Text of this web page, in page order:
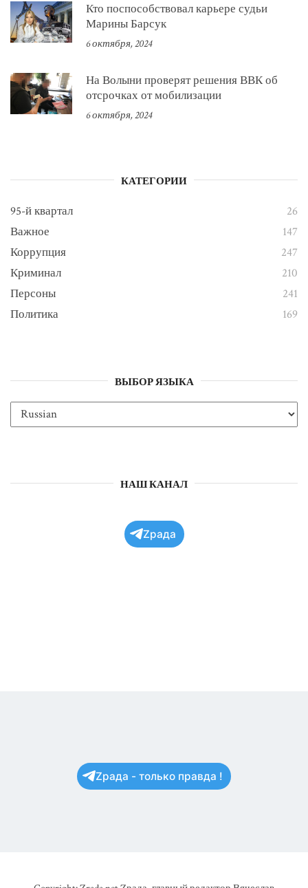
Кто поспособствовал карьере судьи
Марины Барсук
6 октября, 2024
На Волыни проверят решения ВВК об
отсрочках от мобилизации
6 октября, 2024
КАТЕГОРИИ
95-й квартал
26
Важное
147
Коррупция
247
Криминал
210
Персоны
241
Политика
169
ВЫБОР ЯЗЫКА
НАШ КАНАЛ
Zрада
Zрада - только правда !